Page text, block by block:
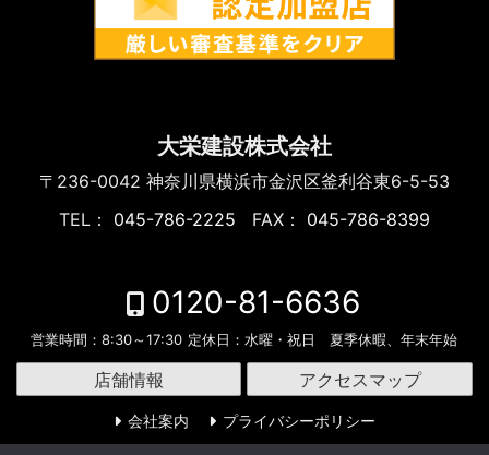
大栄建設株式会社
〒236-0042 神奈川県横浜市金沢区釜利谷東6-5-53
TEL：
045-786-2225 FAX： 045-786-8399
0120-81-6636
営業時間：8:30～17:30 定休日：水曜・祝日 夏季休暇、年末年始
店舗情報 アクセスマップ
会社案内 プライバシーポリシー